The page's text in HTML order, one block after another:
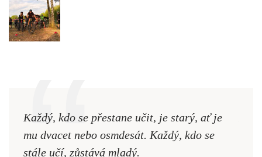
Každý, kdo se přestane učit, je starý, ať je
mu dvacet nebo osmdesát. Každý, kdo se
stále učí, zůstává mladý.